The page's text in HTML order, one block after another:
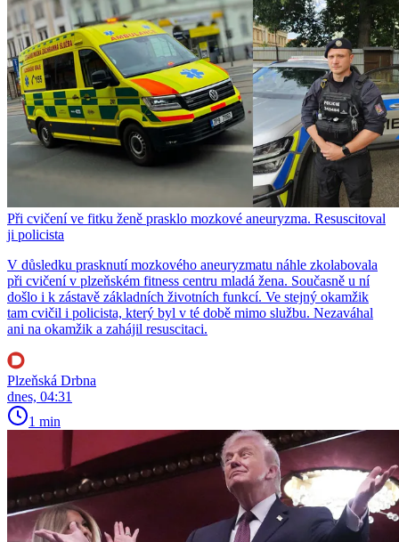
Při cvičení ve fitku ženě prasklo mozkové aneuryzma. Resuscitoval
ji policista
V důsledku prasknutí mozkového aneuryzmatu náhle zkolabovala
při cvičení v plzeňském fitness centru mladá žena. Současně u ní
došlo i k zástavě základních životních funkcí. Ve stejný okamžik
tam cvičil i policista, který byl v té době mimo službu. Nezaváhal
ani na okamžik a zahájil resuscitaci.
Plzeňská Drbna
dnes, 04:31
1 min